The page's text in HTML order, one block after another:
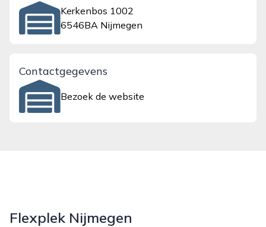
Kerkenbos 1002
6546BA Nijmegen
Contactgegevens
Bezoek de website
Flexplek Nijmegen